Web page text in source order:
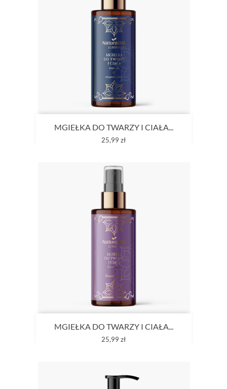
MGIEŁKA DO TWARZY I CIAŁA...
Cena
25,99 zł
MGIEŁKA DO TWARZY I CIAŁA...
Cena
25,99 zł